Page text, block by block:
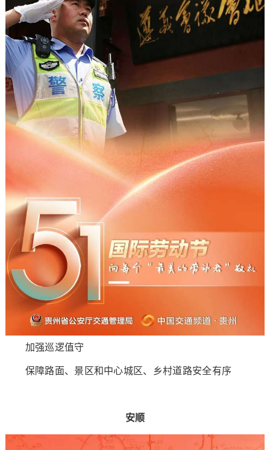
加强巡逻值守
保障路面、景区和中心城区、乡村道路安全有序
安顺